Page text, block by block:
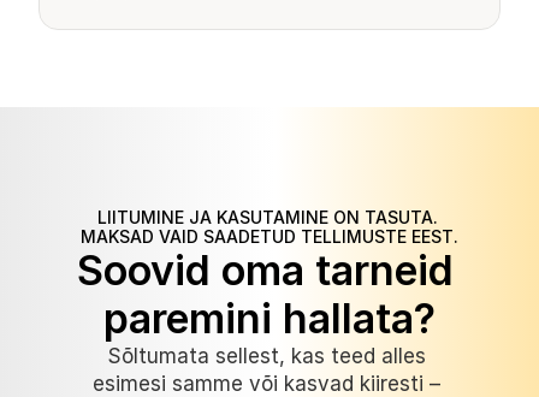
LIITUMINE JA KASUTAMINE ON TASUTA.
MAKSAD VAID SAADETUD TELLIMUSTE EEST.
Soovid oma tarneid
paremini hallata?
Sõltumata sellest, kas teed alles
esimesi samme või kasvad kiiresti –